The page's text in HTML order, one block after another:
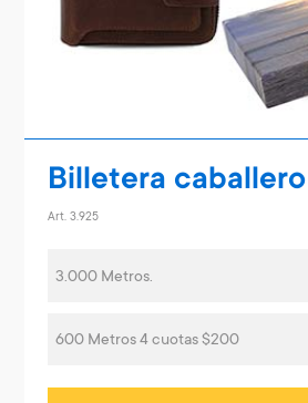
Billetera
Art. 3.925
3.000 Metros.
600 Metros 4 cuotas $200